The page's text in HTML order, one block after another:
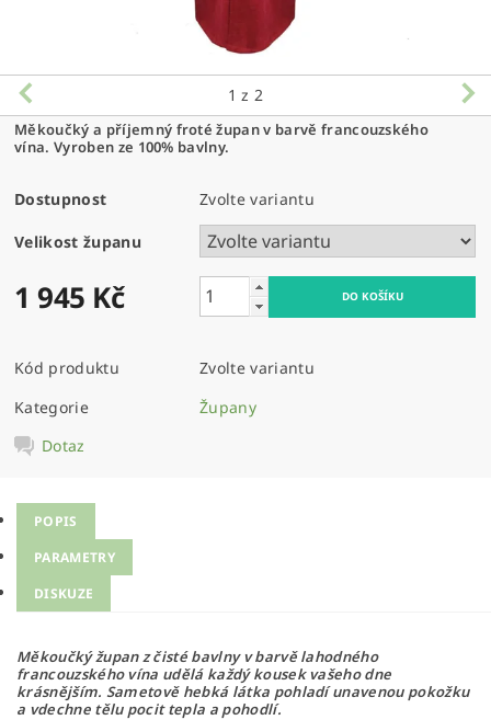
1 z 2
Měkoučký a příjemný froté župan v barvě francouzského
vína.Vyroben ze 100% bavlny.
Dostupnost Zvolte variantu
Velikost županu
1 945 Kč
Kód produktu
Zvolte variantu
Kategorie
Župany
Dotaz
POPIS
PARAMETRY
DISKUZE
Měkoučký župan z čisté bavlny v barvě lahodného
francouzského vína udělá každý kousek vašeho dne
krásnějším. Sametově hebká látka pohladí unavenou pokožku
a vdechne tělu pocit tepla a pohodlí.